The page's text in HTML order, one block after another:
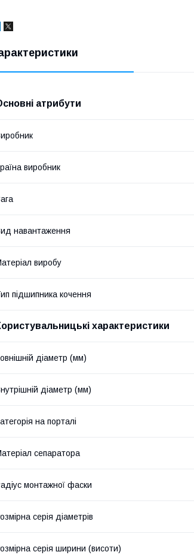
атрибути
виробник
навантаження
виробу
підшипника кочення
характеристики
діаметр (мм)
діаметр (мм)
на порталі
сепаратора
монтажної фаски
серія діаметрів
серія ширини (висоти)